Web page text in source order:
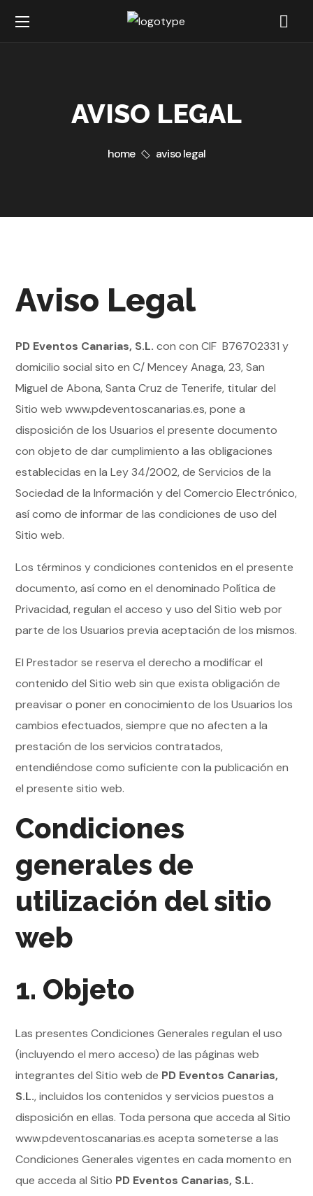
AVISO LEGAL
home aviso legal
Aviso Legal
PD Eventos Canarias, S.L. con con CIF B76702331 y
domicilio social sito en C/ Mencey Anaga, 23, San
Miguel de Abona, Santa Cruz de Tenerife, titular del
Sitio web www.pdeventoscanarias.es, pone a
disposición de los Usuarios el presente documento
con objeto de dar cumplimiento a las obligaciones
establecidas en la Ley 34/2002, de Servicios de la
Sociedad de la Información y del Comercio Electrónico,
así como de informar de las condiciones de uso del
Sitio web.
Los términos y condiciones contenidos en el presente
documento, así como en el denominado Política de
Privacidad, regulan el acceso y uso del Sitio web por
parte de los Usuarios previa aceptación de los mismos.
El Prestador se reserva el derecho a modificar el
contenido del Sitio web sin que exista obligación de
preavisar o poner en conocimiento de los Usuarios los
cambios efectuados, siempre que no afecten a la
prestación de los servicios contratados,
entendiéndose como suficiente con la publicación en
el presente sitio web.
Condiciones
generales de
utilización del sitio
web
1. Objeto
Las presentes Condiciones Generales regulan el uso
(incluyendo el mero acceso) de las páginas web
integrantes del Sitio web de PD Eventos Canarias,
S.L., incluidos los contenidos y servicios puestos a
disposición en ellas. Toda persona que acceda al Sitio
www.pdeventoscanarias.es acepta someterse a las
Condiciones Generales vigentes en cada momento en
que acceda al Sitio PD Eventos Canarias, S.L.